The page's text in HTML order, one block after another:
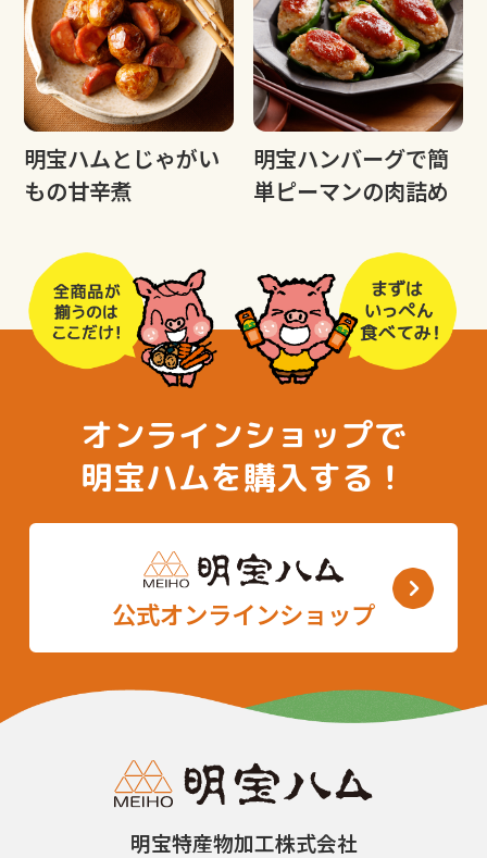
明宝ハムとじゃがい
もの甘辛煮
明宝ハンバーグで簡
単ピーマンの肉詰め
オンラインショップで
明宝ハムを購入する！
公式オンラインショップ
明宝特産物加工株式会社